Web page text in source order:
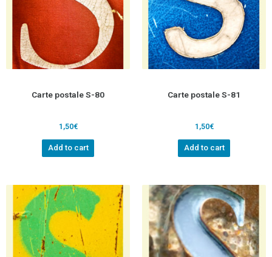
Carte postale S-80
1,50€
Add to cart
Carte postale S-81
1,50€
Add to cart